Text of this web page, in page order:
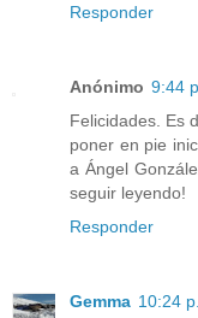
Responder
Anónimo 9:44
Felicidades. Es
poner en pie
a Ángel
seguir leyendo!
Responder
Gemma 10:24